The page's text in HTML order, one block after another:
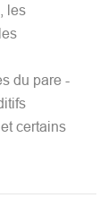
les
du pare -
certains